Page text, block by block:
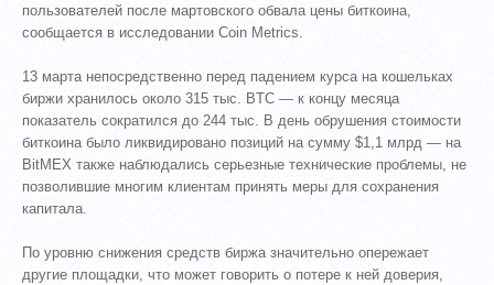
пользователей после мартовского обвала цены биткоина,
сообщается в исследовании Coin Metrics.
13 марта непосредственно перед падением курса на кошельках
биржи хранилось около 315 тыс. BTC — к концу месяца
показатель сократился до 244 тыс. В день обрушения стоимости
биткоина было ликвидировано позиций на сумму $1,1 млрд — на
BitMEX также наблюдались серьезные технические проблемы, не
позволившие многим клиентам принять меры для сохранения
капитала.
По уровню снижения средств биржа значительно опережает
другие площадки, что может говорить о потере к ней доверия,